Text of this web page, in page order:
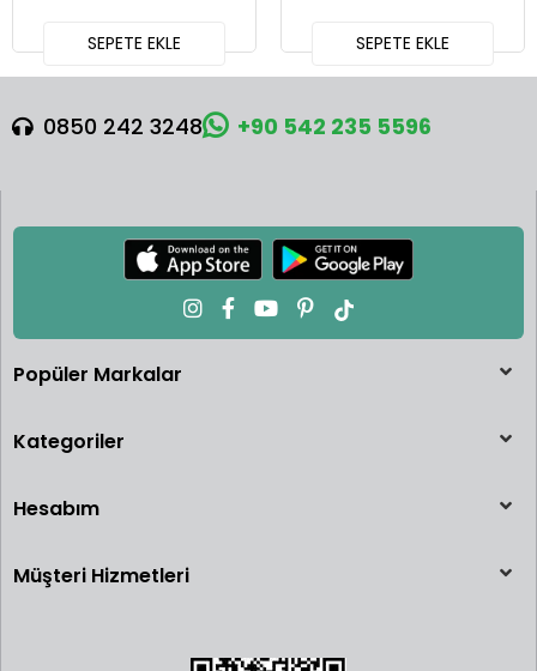
SEPETE EKLE SEPETE EKLE
0850 242 3248 +90 542 235 5596
Popüler Markalar
Kategoriler
Hesabım
Müşteri Hizmetleri